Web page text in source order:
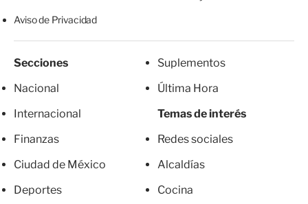
Aviso de Privacidad
Secciones
Nacional
Internacional
Finanzas
Ciudad de México
Deportes
Suplementos
Última Hora
Temas de interés
Redes sociales
Alcaldías
Cocina